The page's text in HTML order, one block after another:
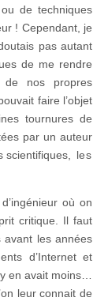
ou de techniques
! Cependant, je
pas autant
de me rendre
de nos propres
faire l’objet
tournures de
par un auteur
scientifiques , les
où on
critique. Il faut
avant les années
d’Internet et
en avait moins…
leur connait de